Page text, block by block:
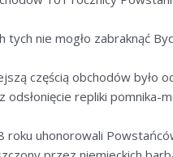
tych nie mogło zabraknąć
częścią obchodów było
odsłonięcie repliki pomnika-
roku uhonorowali